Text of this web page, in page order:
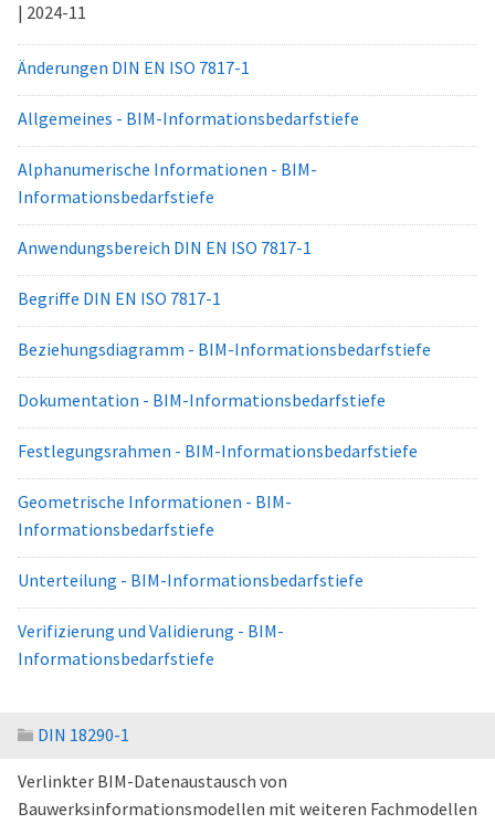
| 2024-11
Änderungen DIN EN ISO 7817-1
Allgemeines - BIM-Informationsbedarfstiefe
Alphanumerische Informationen - BIM-
Informationsbedarfstiefe
Anwendungsbereich DIN EN ISO 7817-1
Begriffe DIN EN ISO 7817-1
Beziehungsdiagramm - BIM-Informationsbedarfstiefe
Dokumentation - BIM-Informationsbedarfstiefe
Festlegungsrahmen - BIM-Informationsbedarfstiefe
Geometrische Informationen - BIM-
Informationsbedarfstiefe
Unterteilung - BIM-Informationsbedarfstiefe
Verifizierung und Validierung - BIM-
Informationsbedarfstiefe
DIN 18290-1
Verlinkter BIM-Datenaustausch von
Bauwerksinformationsmodellen mit weiteren Fachmodellen